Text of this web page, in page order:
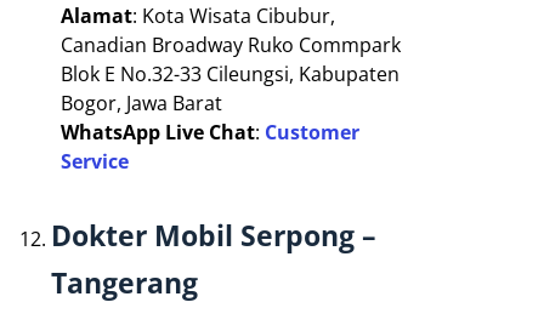
Alamat: Kota Wisata Cibubur,
Canadian Broadway Ruko Commpark
Blok E No.32-33 Cileungsi, Kabupaten
Bogor, Jawa Barat
WhatsApp Live Chat: Customer
Service
Dokter Mobil Serpong –
Tangerang